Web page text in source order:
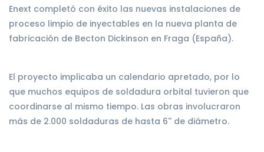
Enext completó con éxito las nuevas instalaciones de
proceso limpio de inyectables en la nueva planta de
fabricación de Becton Dickinson en Fraga (España).
El proyecto implicaba un calendario apretado, por lo
que muchos equipos de soldadura orbital tuvieron que
coordinarse al mismo tiempo. Las obras involucraron
más de 2.000 soldaduras de hasta 6'' de diámetro.